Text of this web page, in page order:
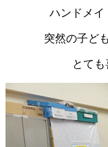
ハンドメイ
突然の子ど
とて